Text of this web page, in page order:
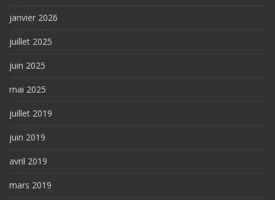
janvier 2026
juillet 2025
juin 2025
mai 2025
juillet 2019
juin 2019
avril 2019
mars 2019